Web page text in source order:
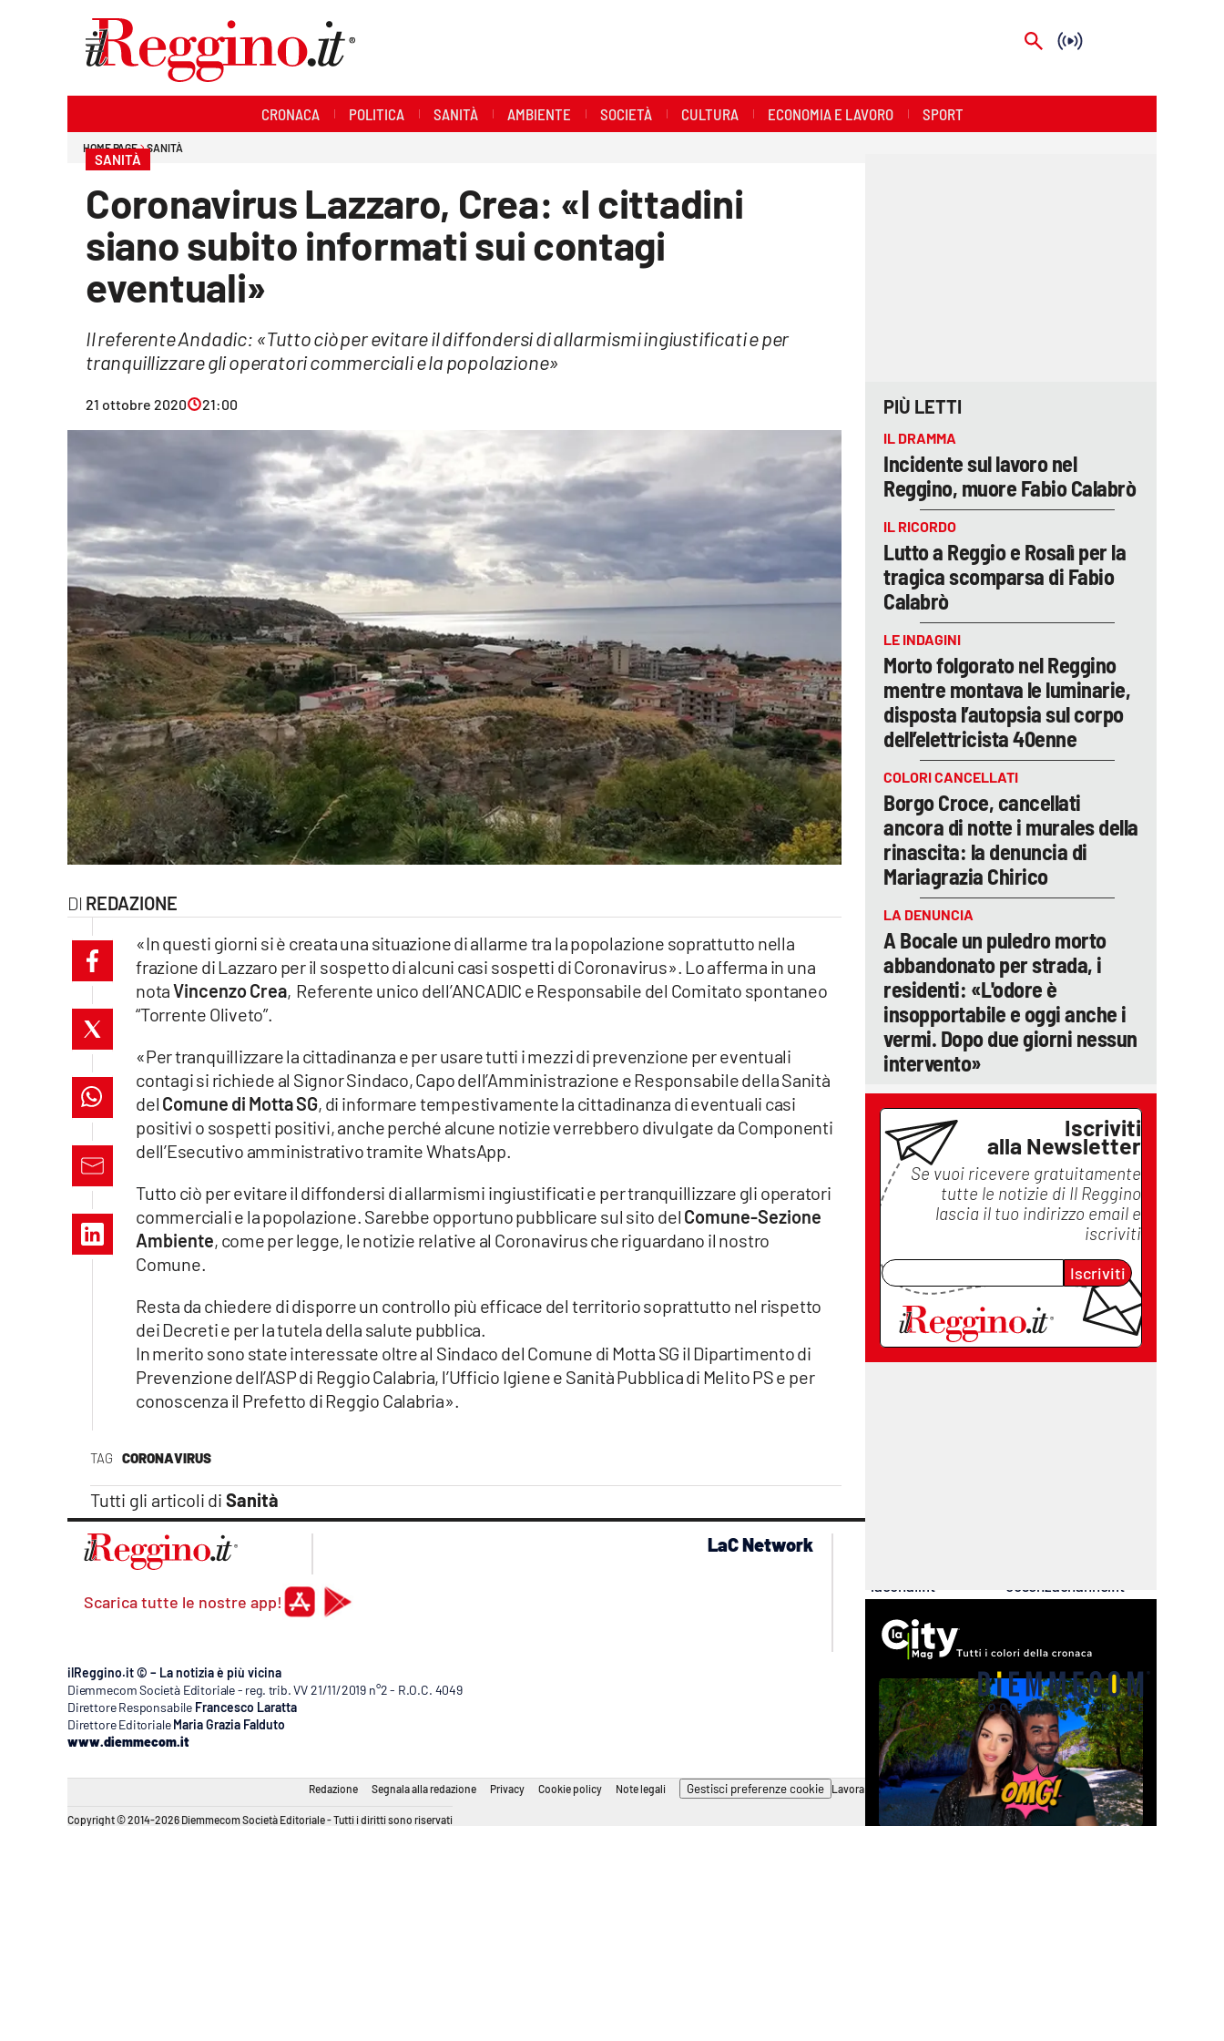
Streaming
ilvibonese.it
catanzarochannel.it
lacapitalenews.it
Vai
CRONACA POLITICA SANITÀ AMBIENTE SOCIETÀ CULTURA ECONOMIA E LAVORO SPORT
HOME PAGE SANITÀ
SANITÀ
Coronavirus Lazzaro, Crea: «I cittadini
siano subito informati sui contagi
eventuali»
Il referente Andadic: «Tutto ciò per evitare il diffondersi di allarmismi ingiustificati e per
tranquillizzare gli operatori commerciali e la popolazione»
21 ottobre 2020 21:00
REDAZIONE
TAG CORONAVIRUS
Tutti gli articoli di Sanità
«In questi giorni si è creata una situazione di allarme tra la popolazione soprattutto nella
frazione di Lazzaro per il sospetto di alcuni casi sospetti di Coronavirus». Lo afferma in una
notaVincenzo Crea, Referente unico dell’ANCADIC e Responsabile del Comitato spontaneo
“Torrente Oliveto”.
«Per tranquillizzare la cittadinanza e per usare tutti i mezzi di prevenzione per eventuali
contagi si richiede al Signor Sindaco, Capo dell’Amministrazione e Responsabile della Sanità
del Comune di Motta SG, di informare tempestivamente la cittadinanza di eventuali casi
positivi o sospetti positivi, anche perché alcune notizie verrebbero divulgate da Componenti
dell’Esecutivo amministrativo tramite WhatsApp.
Tutto ciò per evitare il diffondersi di allarmismi ingiustificati e per tranquillizzare gli operatori
commerciali e la popolazione. Sarebbe opportuno pubblicare sul sito del Comune-Sezione
Ambiente, come per legge, le notizie relative al Coronavirus che riguardano il nostro
Comune.
Resta da chiedere di disporre un controllo più efficace del territorio soprattutto nel rispetto
dei Decreti e per la tutela della salute pubblica.
In merito sono state interessate oltre al Sindaco del Comune di Motta SG il Dipartimento di
Prevenzione dell’ASP di Reggio Calabria, l’Ufficio Igiene e Sanità Pubblica di Melito PS e per
conoscenza il Prefetto di Reggio Calabria».
PIÙ LETTI
IL DRAMMA
Incidente sul lavoro nel
Reggino, muore Fabio Calabrò
IL RICORDO
Lutto a Reggio e Rosalì per la
tragica scomparsa di Fabio
Calabrò
LE INDAGINI
Morto folgorato nel Reggino
mentre montava le luminarie,
disposta l’autopsia sul corpo
dell’elettricista 40enne
COLORI CANCELLATI
Borgo Croce, cancellati
ancora di notte i murales della
rinascita: la denuncia di
Mariagrazia Chirico
LA DENUNCIA
A Bocale un puledro morto
abbandonato per strada, i
residenti: «L'odore è
insopportabile e oggi anche i
vermi. Dopo due giorni nessun
intervento»
Iscriviti
alla Newsletter
Se vuoi ricevere gratuitamente
tutte le notizie di Il Reggino
lascia il tuo indirizzo email e
iscriviti
Iscriviti
Scarica tutte le nostre app!
LaC Network
laconair.it
cosenzachannel.it
ilReggino.it © – La notizia è più vicina
Diemmecom Società Editoriale - reg. trib. VV 21/11/2019 n°2 - R.O.C. 4049
Direttore Responsabile Francesco Laratta
Direttore Editoriale Maria Grazia Falduto
www.diemmecom.it
Redazione Segnala alla redazione Privacy Cookie policy Note legali Gestisci preferenze cookie Lavora con noi
Copyright © 2014-2026 Diemmecom Società Editoriale - Tutti i diritti sono riservati